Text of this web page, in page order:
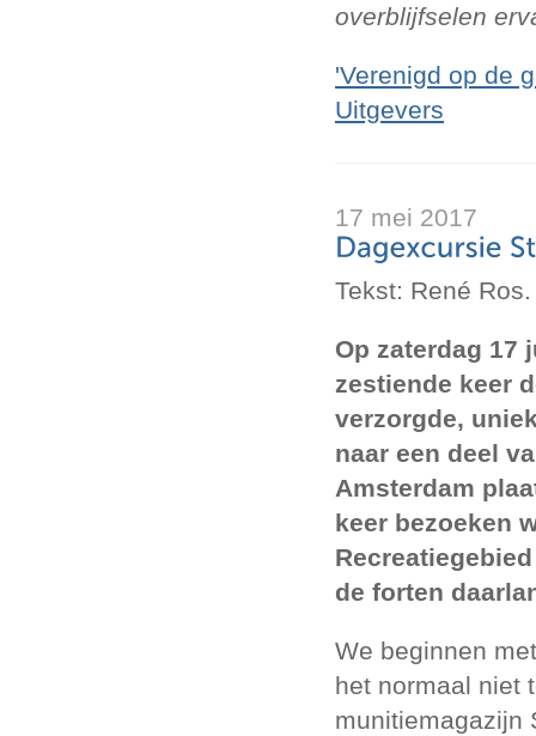
overblijfselen
'Verenigd op de
Uitgevers
17 mei 2017
Tekst: René Ros.
Op zaterdag 17
zestiende keer
verzorgde,
naar een deel
Amsterdam
keer bezoeken
de forten
We beginnen
het normaal niet
munitiemagazijn